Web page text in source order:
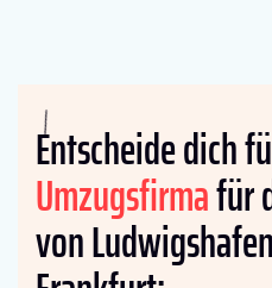
Entscheide dich
Umzugsfirmafür
von